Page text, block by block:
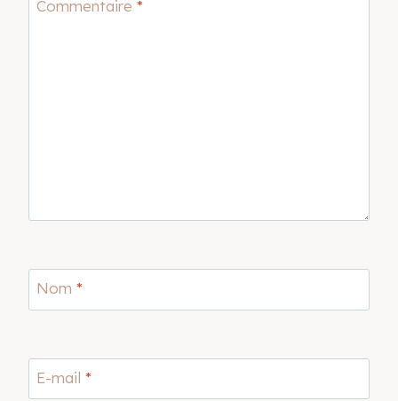
Commentaire *
Nom *
E-mail *